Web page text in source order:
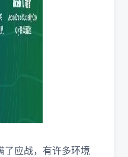
了应战，有许多环境